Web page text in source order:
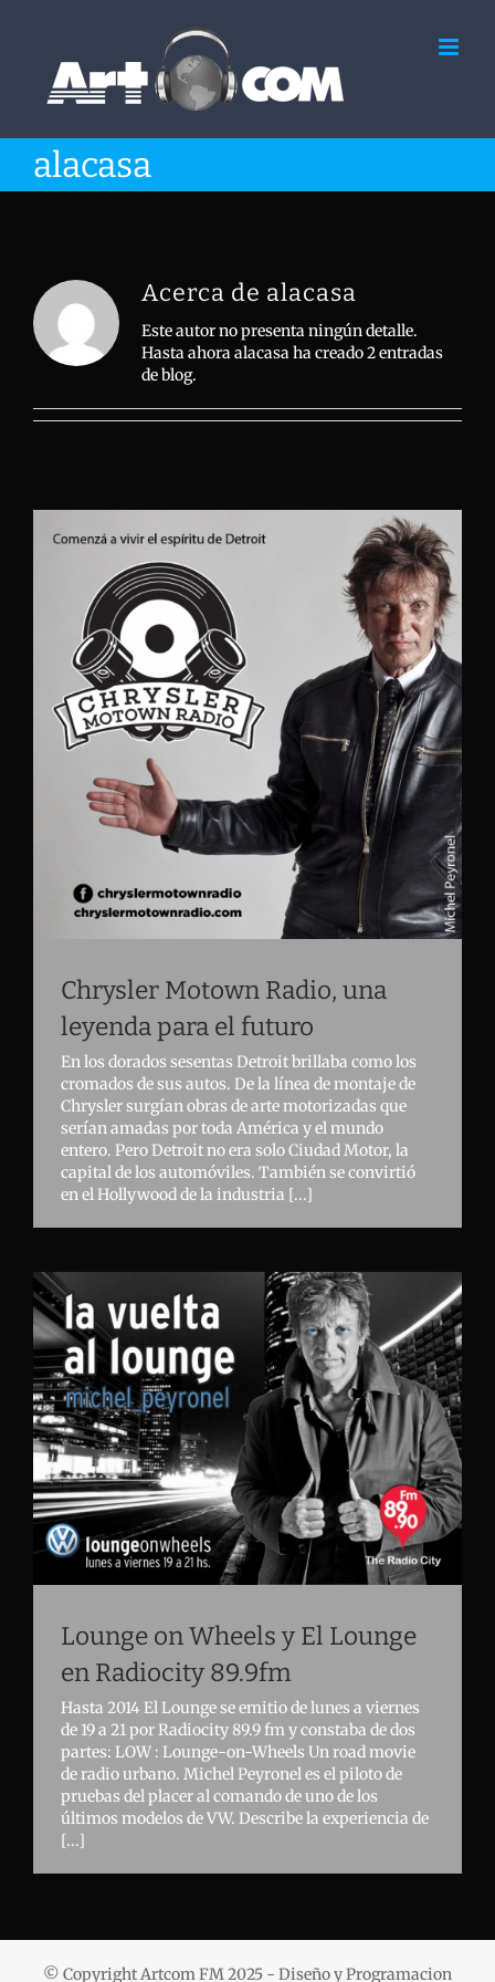
alacasa
Acerca de alacasa
Este autor no presenta ningún detalle.
Hasta ahora alacasa ha creado 2 entradas
de blog.
Chrysler Motown Radio, una
leyenda para el futuro
En los dorados sesentas Detroit brillaba como los
cromados de sus autos. De la línea de montaje de
Chrysler surgían obras de arte motorizadas que
serían amadas por toda América y el mundo
entero. Pero Detroit no era solo Ciudad Motor, la
capital de los automóviles. También se convirtió
en el Hollywood de la industria [...]
Lounge on Wheels y El Lounge
en Radiocity 89.9fm
Hasta 2014 El Lounge se emitio de lunes a viernes
de 19 a 21 por Radiocity 89.9 fm y constaba de dos
partes: LOW : Lounge-on-Wheels Un road movie
de radio urbano. Michel Peyronel es el piloto de
pruebas del placer al comando de uno de los
últimos modelos de VW. Describe la experiencia de
[...]
© Copyright Artcom FM 2025 - Diseño y Programacion